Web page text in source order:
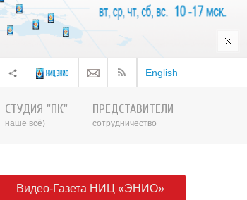
English
СТУДИЯ "ПК"
наше всё)
ПРЕДСТАВИТЕЛИ
сотрудничество
Видео-Газета НИЦ «ЭНИО»